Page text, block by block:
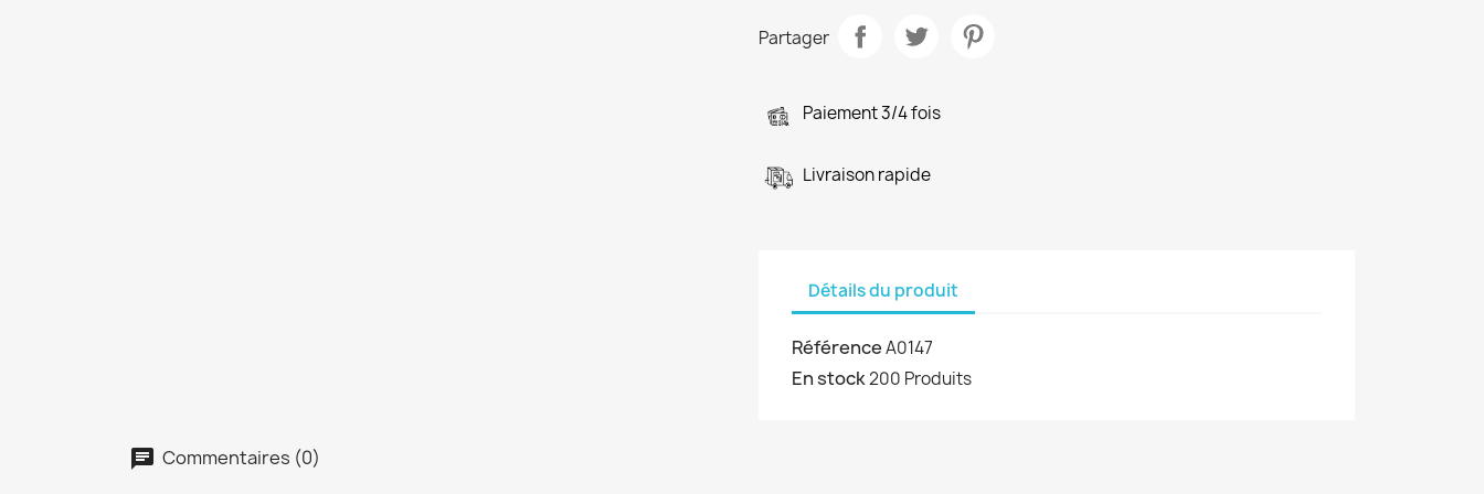
Partager
Paiement 3/4 fois
Livraison rapide
Détails du produit
RéférenceA0147
En stock200 Produits
Commentaires (0)